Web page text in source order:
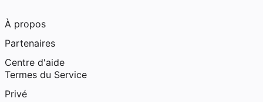
À propos
Partenaires
Centre d'aide
Termes du Service
Privé